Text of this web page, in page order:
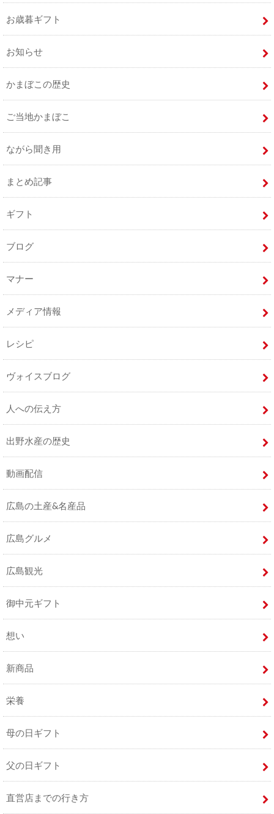
お歳暮ギフト
お知らせ
かまぼこの歴史
ご当地かまぼこ
ながら聞き用
まとめ記事
ギフト
ブログ
マナー
メディア情報
レシピ
ヴォイスブログ
人への伝え方
出野水産の歴史
動画配信
広島の土産&名産品
広島グルメ
広島観光
御中元ギフト
想い
新商品
栄養
母の日ギフト
父の日ギフト
直営店までの行き方